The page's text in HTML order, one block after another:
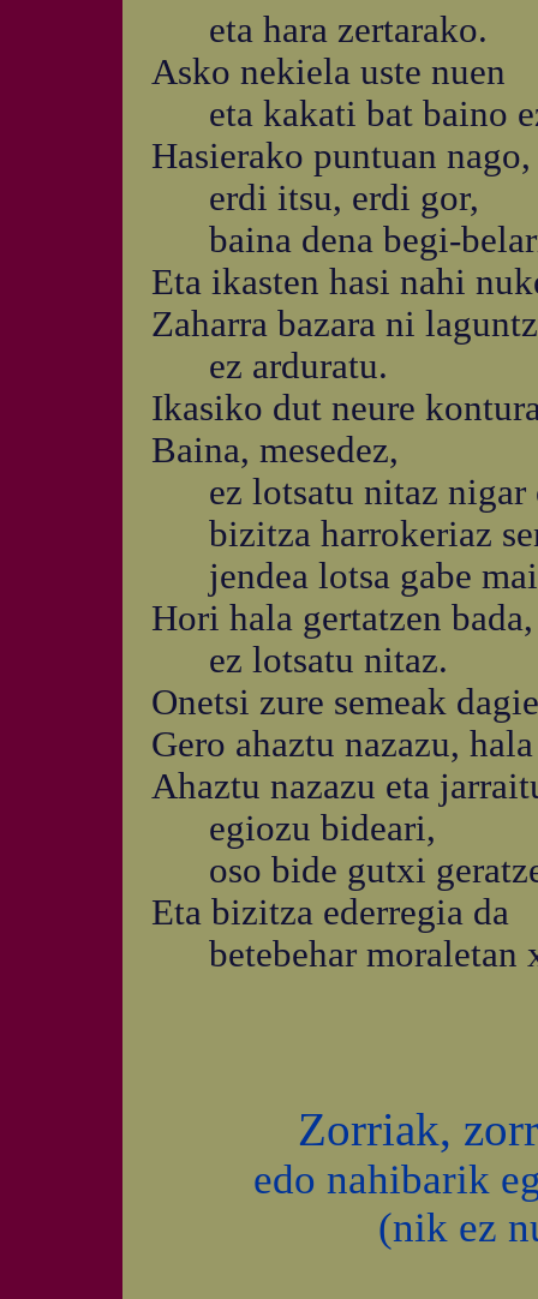
eta hara zertarako.
Asko nekiela uste nuen
eta kakati bat baino
Hasierako puntuan
erdi itsu, erdi gor,
baina dena begi-
Eta ikasten hasi nahi
Zaharra bazara ni
ez arduratu.
Ikasiko dut neure
Baina, mesedez,
ez lotsatu nitaz nigar
bizitza harrokeriaz
jendea lotsa gabe
Hori hala gertatzen bada,
ez lotsatu nitaz.
Onetsi zure semeak
Gero ahaztu nazazu,
Ahaztu nazazu eta
egiozu bideari,
oso bide gutxi
Eta bizitza ederregia da
betebehar moraletan
Zorriak,
edo nahibarik
(nik ez